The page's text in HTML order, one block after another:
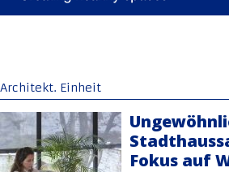
Architekt. Einheit
Fokus auf